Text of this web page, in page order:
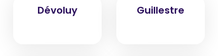
Dévoluy Guillestre